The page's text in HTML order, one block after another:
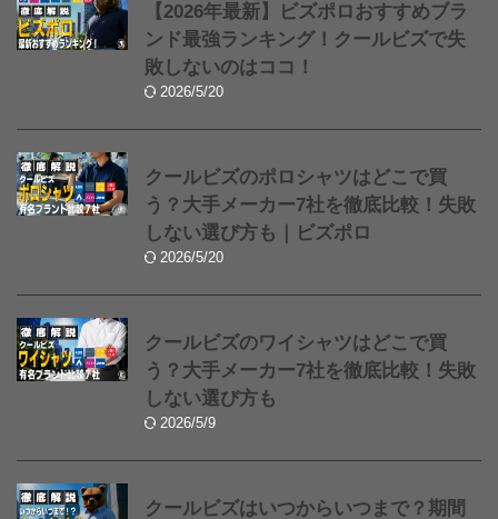
【2026年最新】ビズポロおすすめブラ
ンド最強ランキング！クールビズで失
敗しないのはココ！
2026/5/20
クールビズのポロシャツはどこで買
う？大手メーカー7社を徹底比較！失敗
しない選び方も｜ビズポロ
2026/5/20
クールビズのワイシャツはどこで買
う？大手メーカー7社を徹底比較！失敗
しない選び方も
2026/5/9
クールビズはいつからいつまで？期間